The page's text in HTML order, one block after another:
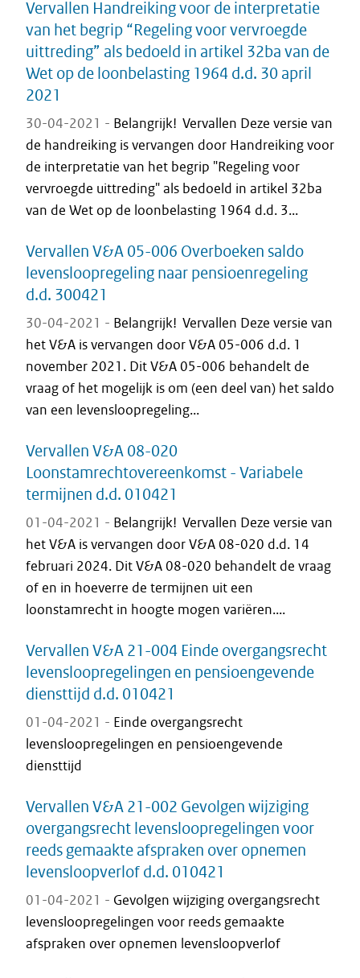
Vervallen Handreiking voor de interpretatie
van het begrip “Regeling voor vervroegde
uittreding” als bedoeld in artikel 32ba van de
Wet op de loonbelasting 1964 d.d. 30 april
2021
30-04-2021 - Belangrijk! Vervallen Deze versie van
de handreiking is vervangen door Handreiking voor
de interpretatie van het begrip "Regeling voor
vervroegde uittreding" als bedoeld in artikel 32ba
van de Wet op de loonbelasting 1964 d.d. 3...
Vervallen V&A 05-006 Overboeken saldo
levensloopregeling naar pensioenregeling
d.d. 300421
30-04-2021 - Belangrijk! Vervallen Deze versie van
het V&A is vervangen door V&A 05-006 d.d. 1
november 2021. Dit V&A 05-006 behandelt de
vraag of het mogelijk is om (een deel van) het saldo
van een levensloopregeling...
Vervallen V&A 08-020
Loonstamrechtovereenkomst - Variabele
termijnen d.d. 010421
01-04-2021 - Belangrijk! Vervallen Deze versie van
het V&A is vervangen door V&A 08-020 d.d. 14
februari 2024. Dit V&A 08-020 behandelt de vraag
of en in hoeverre de termijnen uit een
loonstamrecht in hoogte mogen variëren....
Vervallen V&A 21-004 Einde overgangsrecht
levensloopregelingen en pensioengevende
diensttijd d.d. 010421
01-04-2021 - Einde overgangsrecht
levensloopregelingen en pensioengevende
diensttijd
Vervallen V&A 21-002 Gevolgen wijziging
overgangsrecht levensloopregelingen voor
reeds gemaakte afspraken over opnemen
levensloopverlof d.d. 010421
01-04-2021 - Gevolgen wijziging overgangsrecht
levensloopregelingen voor reeds gemaakte
afspraken over opnemen levensloopverlof